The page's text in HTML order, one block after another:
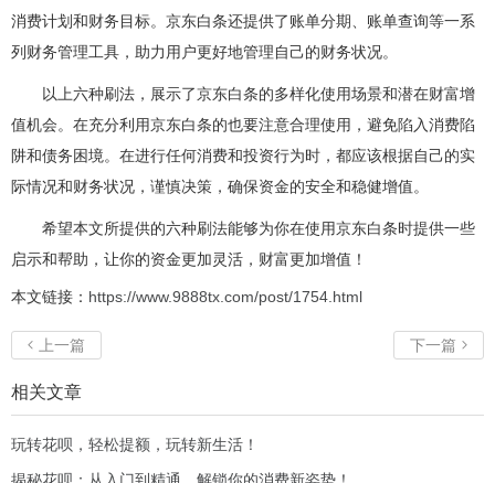
消费计划和财务目标。京东白条还提供了账单分期、账单查询等一系
列财务管理工具，助力用户更好地管理自己的财务状况。
以上六种刷法，展示了京东白条的多样化使用场景和潜在财富增
值机会。在充分利用京东白条的也要注意合理使用，避免陷入消费陷
阱和债务困境。在进行任何消费和投资行为时，都应该根据自己的实
际情况和财务状况，谨慎决策，确保资金的安全和稳健增值。
希望本文所提供的六种刷法能够为你在使用京东白条时提供一些
启示和帮助，让你的资金更加灵活，财富更加增值！
本文链接： https://www.9888tx.com/post/1754.html
 上一篇 下一篇 
相关文章
玩转花呗，轻松提额，玩转新生活！
揭秘花呗：从入门到精通，解锁你的消费新姿势！